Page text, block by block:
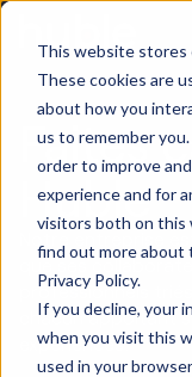
This website stores
These cookies are
about how you
us to remember
order to improve
experience and for
visitors both on this
find out more about
Privacy Policy.
If you decline, your
when you visit this
used in your
Faites
Huble
Notre entreprise
que ses
professionnels
chacun apportant
expériences.